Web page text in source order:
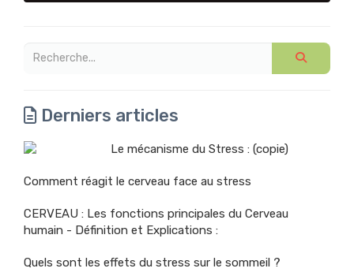
Derniers articles
Le mécanisme du Stress : (copie)
Comment réagit le cerveau face au stress
CERVEAU : Les fonctions principales du Cerveau
humain - Définition et Explications :
Quels sont les effets du stress sur le sommeil ?